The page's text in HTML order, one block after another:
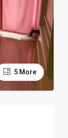
5 More